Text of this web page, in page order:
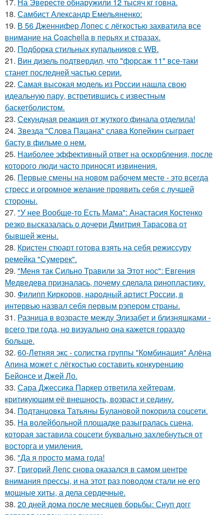
18. Самбист Александр Емельяненко:
19. В 56 Дженнифер Лопес с лёгкостью захватила все
внимание на Coachella в перьях и стразах.
20. Подборка стильных купальников с WB.
21. Вин дизель подтвердил, что "форсаж 11" все-таки
станет последней частью серии.
22. Самая высокая модель из России нашла свою
идеальную пару, встретившись с известным
баскетболистом.
23. Секундная реакция от жуткого финала отделила!
24. Звезда "Слова Пацана" слава Копейкин сыграет
басту в фильме о нем.
25. Наиболее эффективный ответ на оскорбления, после
которого люди часто приносят извинения.
26. Первые смены на новом рабочем месте - это всегда
стресс и огромное желание проявить себя с лучшей
стороны.
27. "У нее Вообще-то Есть Мама": Анастасия Костенко
резко высказалась о дочери Дмитрия Тарасова от
бывшей жены.
28. Кристен стюарт готова взять на себя режиссуру
ремейка "Сумерек".
29. "Меня так Сильно Травили за Этот нос": Евгения
Медведева призналась, почему сделала ринопластику.
30. Филипп Киркоров, народный артист России, в
интервью назвал себя первым рэпером страны.
31. Разница в возрасте между Элизабет и близняшками -
всего три года, но визуально она кажется гораздо
больше.
32. 60-Летняя экс - солистка группы "Комбинация" Алёна
Апина может с лёгкостью составить конкуренцию
Бейонсе и Джей Ло.
33. Сара Джессика Паркер ответила хейтерам,
критикующим её внешность, возраст и седину.
34. Подтанцовка Татьяны Булановой покорила соцсети.
35. На волейбольной площадке разыгралась сцена,
которая заставила соцсети буквально захлебнуться от
восторга и умиления.
36. "Да я просто мама года!
37. Григорий Лепс снова оказался в самом центре
внимания прессы, и на этот раз поводом стали не его
мощные хиты, а дела сердечные.
38. 20 дней дома после месяцев борьбы: Снуп догг